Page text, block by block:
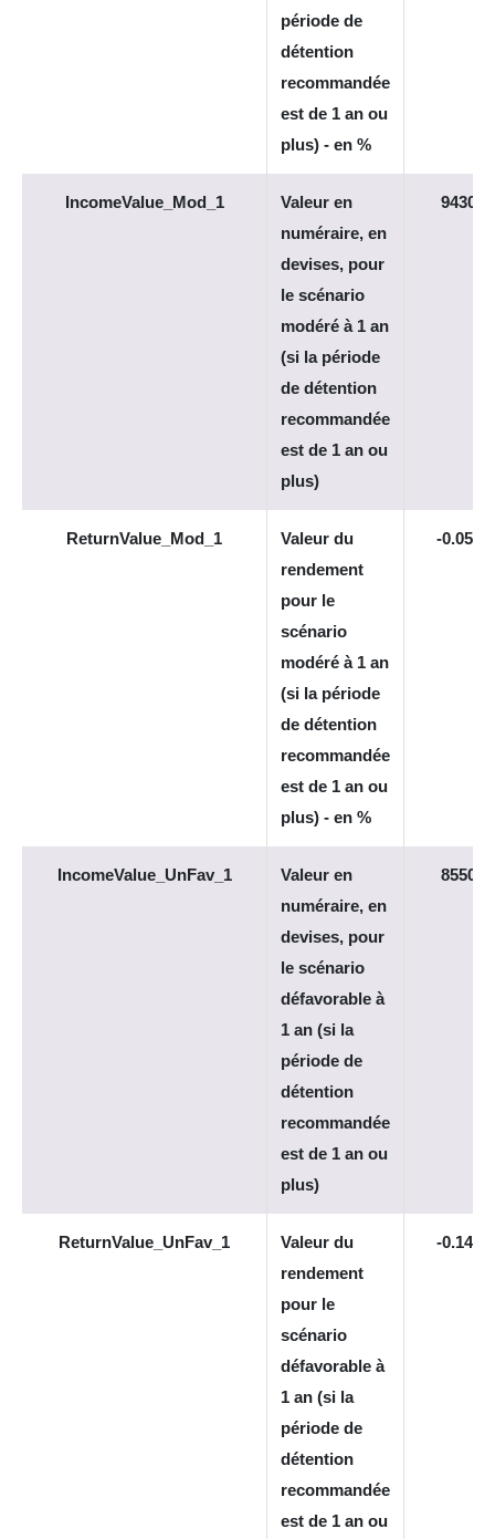
période de
détention
recommandée
est de 1 an ou
plus) - en %
IncomeValue_Mod_1
Valeur en
numéraire, en
devises, pour
le scénario
modéré à 1 an
(si la période
de détention
recommandée
est de 1 an ou
plus)
9430
ReturnValue_Mod_1
Valeur du
rendement
pour le
scénario
modéré à 1 an
(si la période
de détention
recommandée
est de 1 an ou
plus) - en %
-0.057
IncomeValue_UnFav_1
Valeur en
numéraire, en
devises, pour
le scénario
défavorable à
1 an (si la
période de
détention
recommandée
est de 1 an ou
plus)
8550
ReturnValue_UnFav_1
Valeur du
rendement
pour le
scénario
défavorable à
1 an (si la
période de
détention
recommandée
est de 1 an ou
-0.145